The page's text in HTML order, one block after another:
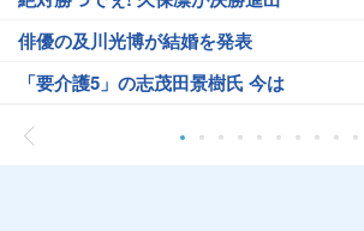
俳優の及川光博が結婚を発表
「要介護5」の志茂田景樹氏 今は